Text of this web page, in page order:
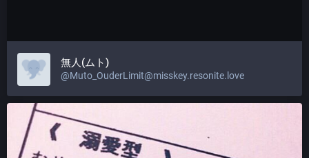
無人(ムト)
@Muto_OuderLimit@misskey.resonite.love